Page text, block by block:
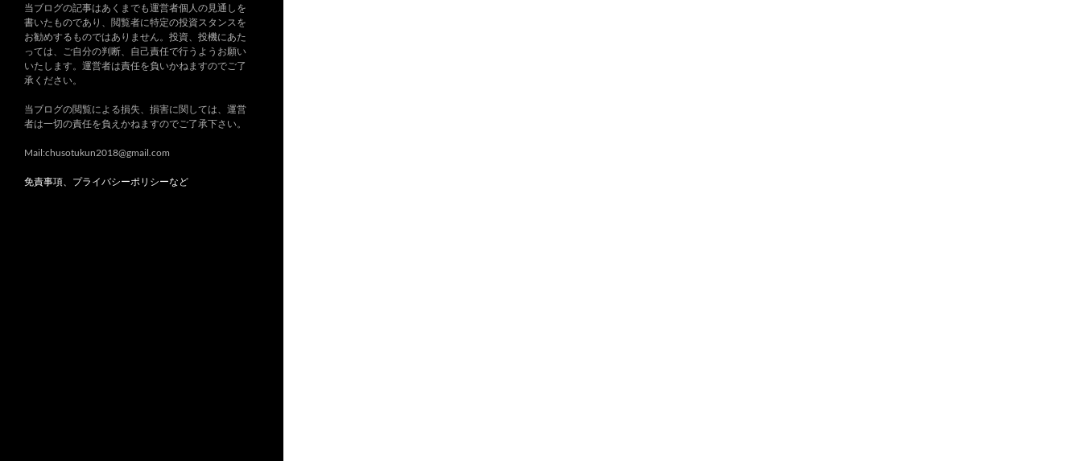
当ブログの記事はあくまでも運営者個人の見通しを
書いたものであり、閲覧者に特定の投資スタンスを
お勧めするものではありません。投資、投機にあた
っては、ご自分の判断、自己責任で行うようお願い
いたします。運営者は責任を負いかねますのでご了
承ください。
当ブログの閲覧による損失、損害に関しては、運営
者は一切の責任を負えかねますのでご了承下さい。
Mail:chusotukun2018@gmail.com
免責事項、プライバシーポリシーなど